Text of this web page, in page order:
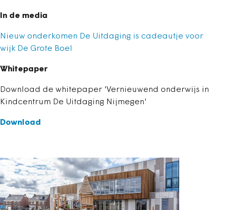
In de media
Nieuw onderkomen De Uitdaging is cadeautje voor
wijk De Grote Boel
Whitepaper
Download de whitepaper 'Vernieuwend onderwijs in
Kindcentrum De Uitdaging Nijmegen'
Download